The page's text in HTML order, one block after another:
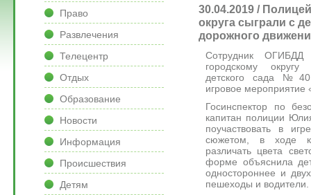
30.04.2019 /
округа сыграли с
дорожного
Сотрудник
городскому
детского сада №40
игровое мероприятие
Госинспектор по
капитан полиции
поучаствовать в
сюжетом, в ходе
различать цвета
форме объяснила
одностороннее и
пешеходы и водители.
Право
Развлечения
Телецентр
Отдых
Образование
Новости
Информация
Происшествия
Детям